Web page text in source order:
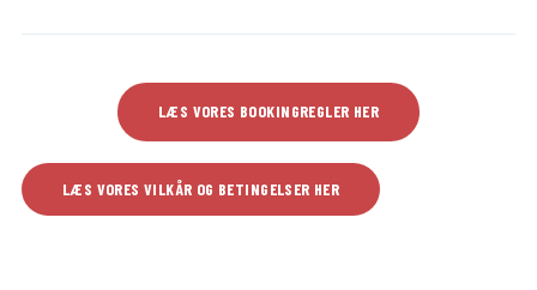
LÆS VORES BOOKINGREGLER HER
LÆS VORES VILKÅR OG BETINGELSER HER